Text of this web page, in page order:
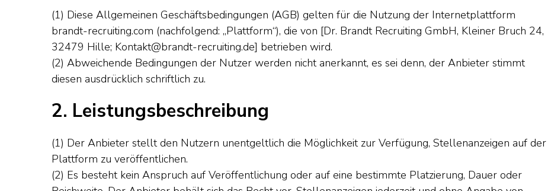
(1) Diese Allgemeinen Geschäftsbedingungen (AGB) gelten für die Nutzung der Internetplattform
brandt-recruiting.com (nachfolgend: „Plattform“), die von [Dr. Brandt Recruiting GmbH, Kleiner Bruch 24,
32479 Hille; Kontakt@brandt-recruiting.de] betrieben wird.
(2) Abweichende Bedingungen der Nutzer werden nicht anerkannt, es sei denn, der Anbieter stimmt
diesen ausdrücklich schriftlich zu.
2. Leistungsbeschreibung
(1) Der Anbieter stellt den Nutzern unentgeltlich die Möglichkeit zur Verfügung, Stellenanzeigen auf der
Plattform zu veröffentlichen.
(2) Es besteht kein Anspruch auf Veröffentlichung oder auf eine bestimmte Platzierung, Dauer oder